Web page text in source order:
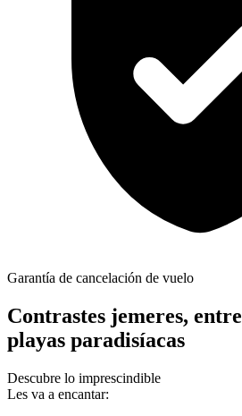
Garantía de cancelación de vuelo
Contrastes jemeres,
playas paradisíacas
Descubre lo imprescindible
Les va a encantar: